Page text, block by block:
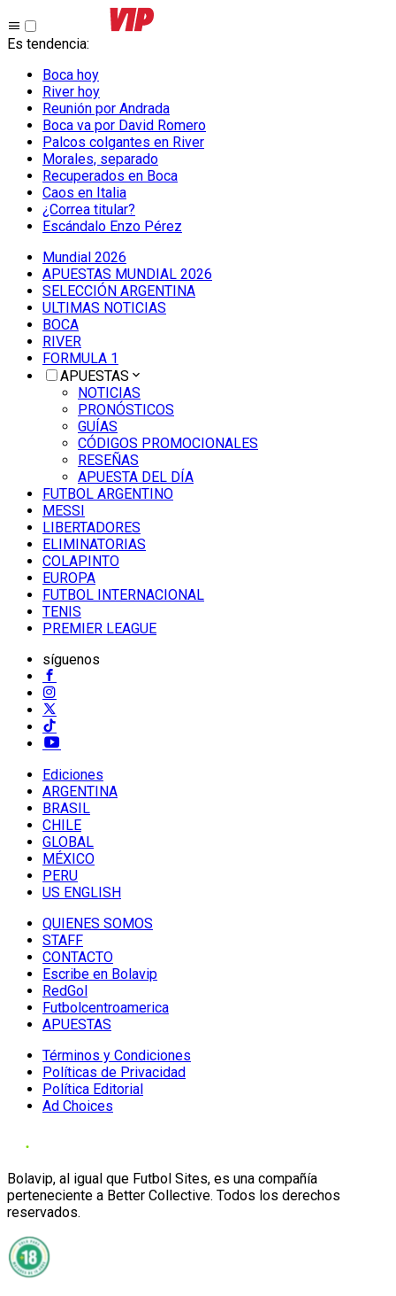
Es tendencia:
Boca hoy
River hoy
Reunión por Andrada
Boca va por David Romero
Palcos colgantes en River
Morales, separado
Recuperados en Boca
Caos en Italia
¿Correa titular?
Escándalo Enzo Pérez
Mundial 2026
APUESTAS MUNDIAL 2026
SELECCIÓN ARGENTINA
ULTIMAS NOTICIAS
BOCA
RIVER
FORMULA 1
APUESTAS
NOTICIAS
PRONÓSTICOS
GUÍAS
CÓDIGOS PROMOCIONALES
RESEÑAS
APUESTA DEL DÍA
FUTBOL ARGENTINO
MESSI
LIBERTADORES
ELIMINATORIAS
COLAPINTO
EUROPA
FUTBOL INTERNACIONAL
TENIS
PREMIER LEAGUE
síguenos
Ediciones
ARGENTINA
BRASIL
CHILE
GLOBAL
MÉXICO
PERU
US ENGLISH
QUIENES SOMOS
STAFF
CONTACTO
Escribe en Bolavip
RedGol
Futbolcentroamerica
APUESTAS
Términos y Condiciones
Políticas de Privacidad
Política Editorial
Ad Choices
Bolavip, al igual que Futbol Sites, es una compañía
perteneciente a Better Collective. Todos los derechos
reservados.